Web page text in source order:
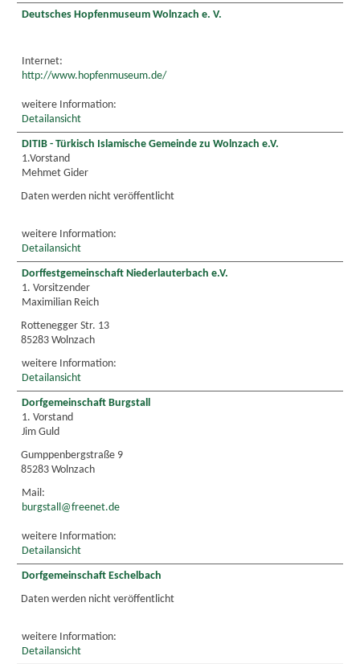
Deutsches Hopfenmuseum Wolnzach e. V.
Internet:
http://www.hopfenmuseum.de/
weitere Information:
Detailansicht
DITIB - Türkisch Islamische Gemeinde zu Wolnzach e.V.
1.Vorstand
Mehmet Gider
Daten werden nicht veröffentlicht
weitere Information:
Detailansicht
Dorffestgemeinschaft Niederlauterbach e.V.
1. Vorsitzender
Maximilian Reich
Rottenegger Str. 13
85283 Wolnzach
weitere Information:
Detailansicht
Dorfgemeinschaft Burgstall
1. Vorstand
Jim Guld
Gumppenbergstraße 9
85283 Wolnzach
Mail:
burgstall@freenet.de
weitere Information:
Detailansicht
Dorfgemeinschaft Eschelbach
Daten werden nicht veröffentlicht
weitere Information:
Detailansicht